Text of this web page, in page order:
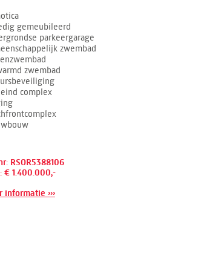
gemeubileerd
parkeergarage
zwembad
zwembad
complex
RSOR5388106
€ 1.400.000,-
informatie ›››